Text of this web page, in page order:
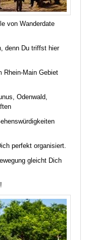
von Wanderdate
denn Du triffst hier
Rhein-Main Gebiet
Odenwald,
perfekt organisiert.
gleicht Dich